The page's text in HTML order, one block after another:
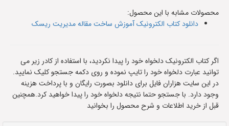
محصولات مشابه با این محصول:
دانلود کتاب الکترونیک آموزش ساخت مقاله مدیریت ریسک
اگر کتاب الکترونیک دلخواه خود را پیدا نکردید، با استفاده از کادر زیر می
توانید عبارت دلخواه خود را تایپ نموده و روی دکمه جستجو کلیک نمایید.
در این سایت هزاران فایل برای دانلود بصورت رایگان و با پرداخت هزینه
وجود دارد. با جستجو حتما نتیجه دلخواه خود را پیدا خواهید کرد.همچنین
قبل از خرید اطلاعات و شرح محصول را بخوانید